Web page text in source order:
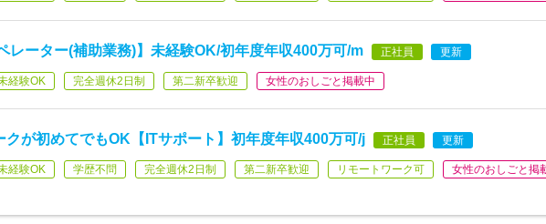
レーター(補助業務)】未経験OK/初年度年収400万可/m 正社員 更新
経験OK 完全週休2日制 第二新卒歓迎 女性のおしごと掲載中
クが初めてでもOK【ITサポート】初年度年収400万可/j 正社員 更新
経験OK 学歴不問 完全週休2日制 第二新卒歓迎 リモートワーク可 女性のおしごと掲